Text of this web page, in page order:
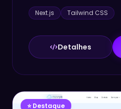
Next.js Tailwind CSS
Detalhes
⭐ Destaque